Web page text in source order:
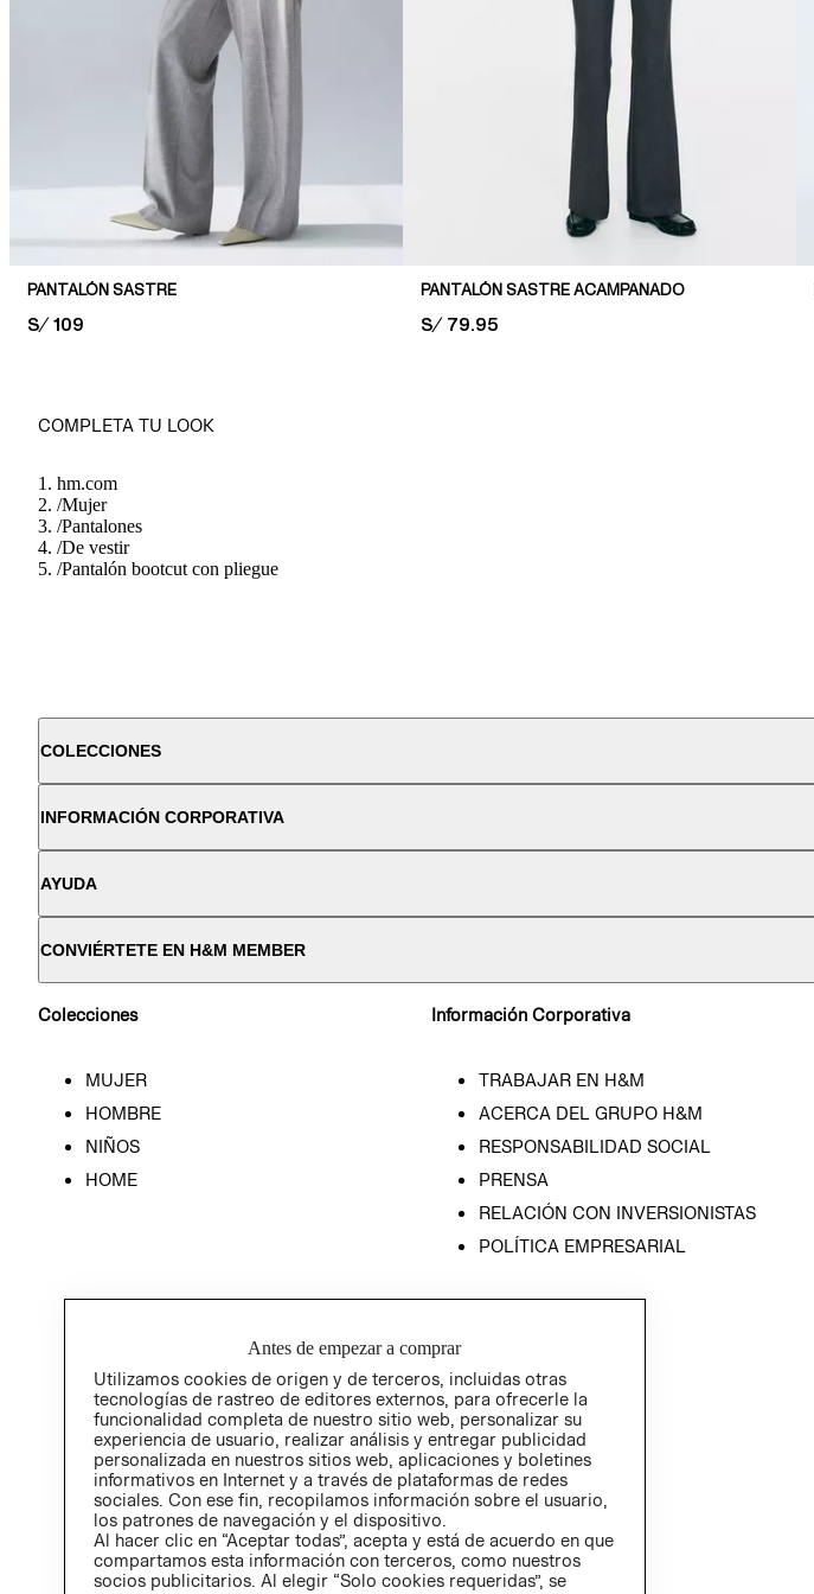
PANTALÓN SASTRE
PRICE:
S/ 109
PANTALÓN SASTRE ACAMPANADO
PRICE:
S/ 79.95
COMPLETA TU LOOK
hm.com
/Mujer
/Pantalones
/De vestir
/Pantalón bootcut con pliegue
COLECCIONES
INFORMACIÓN CORPORATIVA
AYUDA
CONVIÉRTETE EN H&M MEMBER
Colecciones
MUJER
HOMBRE
NIÑOS
HOME
Información Corporativa
TRABAJAR EN H&M
ACERCA DEL GRUPO H&M
RESPONSABILIDAD SOCIAL
PRENSA
RELACIÓN CON INVERSIONISTAS
POLÍTICA EMPRESARIAL
Antes de empezar a comprar
Utilizamos cookies de origen y de terceros, incluidas otras
tecnologías de rastreo de editores externos, para ofrecerle la
funcionalidad completa de nuestro sitio web, personalizar su
experiencia de usuario, realizar análisis y entregar publicidad
personalizada en nuestros sitios web, aplicaciones y boletines
informativos en Internet y a través de plataformas de redes
sociales. Con ese fin, recopilamos información sobre el usuario,
los patrones de navegación y el dispositivo.
Al hacer clic en “Aceptar todas”, acepta y está de acuerdo en que
compartamos esta información con terceros, como nuestros
socios publicitarios. Al elegir “Solo cookies requeridas”, se